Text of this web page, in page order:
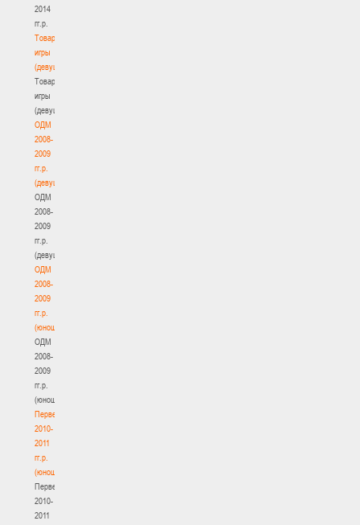
2014
гг.р.
Товарищеские
игры
(девушки)
Товарищеские
игры
(девушки)
ОДМ
2008-
2009
гг.р.
(девушки)
ОДМ
2008-
2009
гг.р.
(девушки)
ОДМ
2008-
2009
гг.р.
(юноши)
ОДМ
2008-
2009
гг.р.
(юноши)
Первенство
2010-
2011
гг.р.
(юноши)
Первенство
2010-
2011